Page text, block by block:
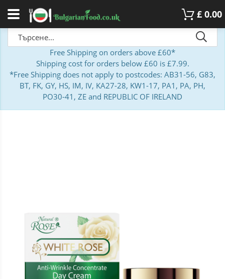
£ 0.00
Free Shipping on orders above £60*
Shipping cost for orders below £60 is £7.99.
*Free Shipping does not apply to postcodes: AB31-56, G83,
BT, FK, GY, HS, IM, IV, KA27-28, KW1-17, PA1, PA, PH,
PO30-41, ZE and REPUBLIC OF IRELAND